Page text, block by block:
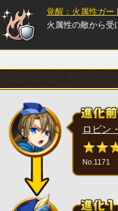
覚醒：火属性ガー
火属性の敵から受
ロビン
No.1171